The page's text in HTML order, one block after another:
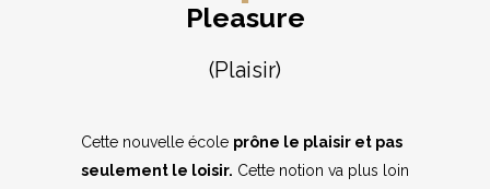
Pleasure
(Plaisir)
Cette nouvelle école prône le plaisir et pas
seulement le loisir. Cette notion va plus loin